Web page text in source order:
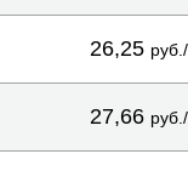
26,25
27,66